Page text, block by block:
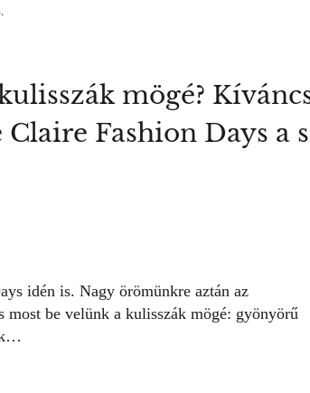
mögé?
Fashion Days a
idén is. Nagy örömünkre aztán az
be velünk a kulisszák mögé: gyönyörű